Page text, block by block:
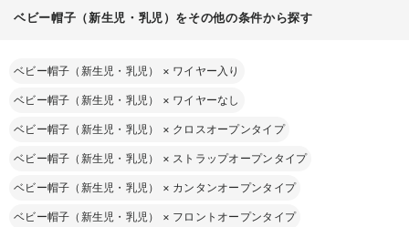
ベビー帽子（新生児・乳児）をその他の条件から探す
ベビー帽子（新生児・乳児） × ワイヤー入り
ベビー帽子（新生児・乳児） × ワイヤーなし
ベビー帽子（新生児・乳児） × クロスオープンタイプ
ベビー帽子（新生児・乳児） × ストラップオープンタイプ
ベビー帽子（新生児・乳児） × カンタンオープンタイプ
ベビー帽子（新生児・乳児） × フロントオープンタイプ